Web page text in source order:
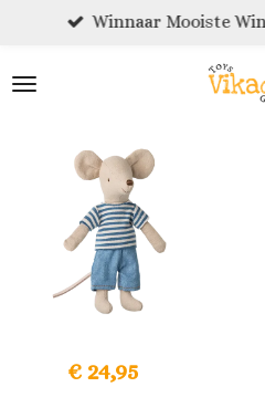
naar
Winnaar Mooiste
€ 24,95